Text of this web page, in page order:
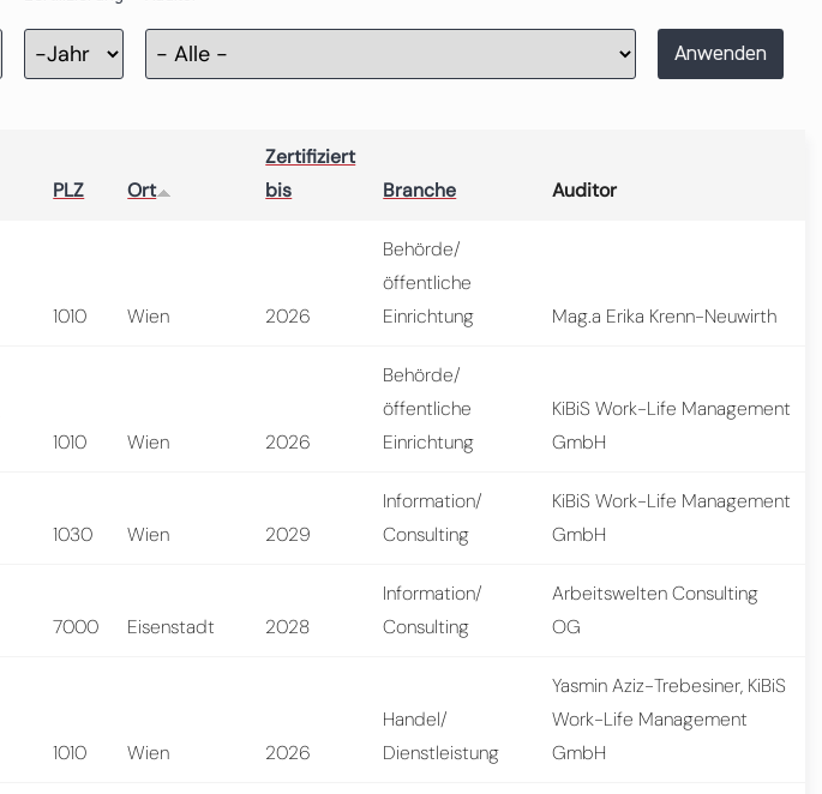
Zertifizierung
Jahr Anwenden
PLZ Ort
Zertifiziert
bis
Branche Auditor
1010 Wien 2026
Behörde/
öffentliche
Einrichtung
Mag.a Erika Krenn-Neuwirth
1010 Wien 2026
Behörde/
öffentliche
Einrichtung
KiBiS Work-Life Management
GmbH
1030 Wien 2029
Information/
Consulting
KiBiS Work-Life Management
GmbH
7000 Eisenstadt 2028
Information/
Consulting
Arbeitswelten Consulting
OG
1010 Wien 2026
Handel/
Dienstleistung
Yasmin Aziz-Trebesiner, KiBiS
Work-Life Management
GmbH